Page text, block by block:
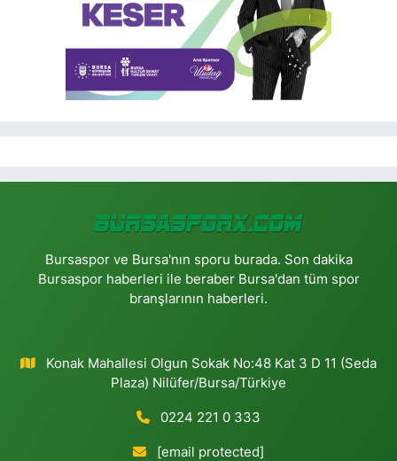
Bursaspor ve Bursa'nın sporu burada. Son dakika
Bursaspor haberleri ile beraber Bursa'dan tüm spor
branşlarının haberleri.
Konak Mahallesi Olgun Sokak No:48 Kat 3 D 11 (Seda
Plaza) Nilüfer/Bursa/Türkiye
0224 221 0 333
[email protected]